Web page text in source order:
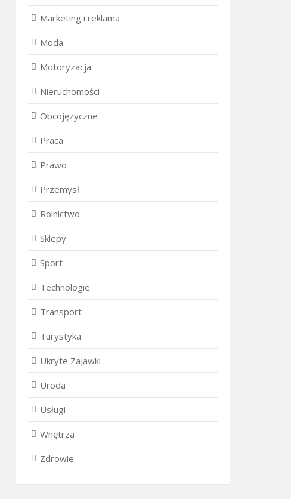
Marketing i reklama
Moda
Motoryzacja
Nieruchomości
Obcojęzyczne
Praca
Prawo
Przemysł
Rolnictwo
Sklepy
Sport
Technologie
Transport
Turystyka
Ukryte Zajawki
Uroda
Usługi
Wnętrza
Zdrowie